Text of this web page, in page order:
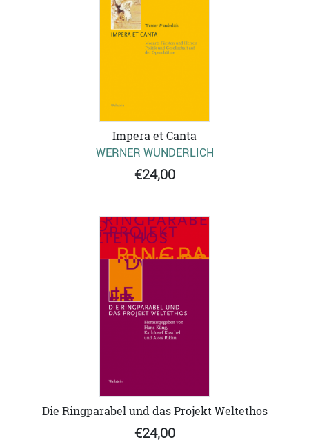
Impera et Canta
WERNER WUNDERLICH
€24,00
Die Ringparabel und das Projekt Weltethos
€24,00